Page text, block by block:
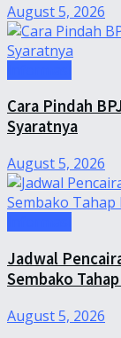
August 5, 2026
Cara Pindah
Syaratnya
August 5, 2026
Jadwal
Sembako
August 5, 2026